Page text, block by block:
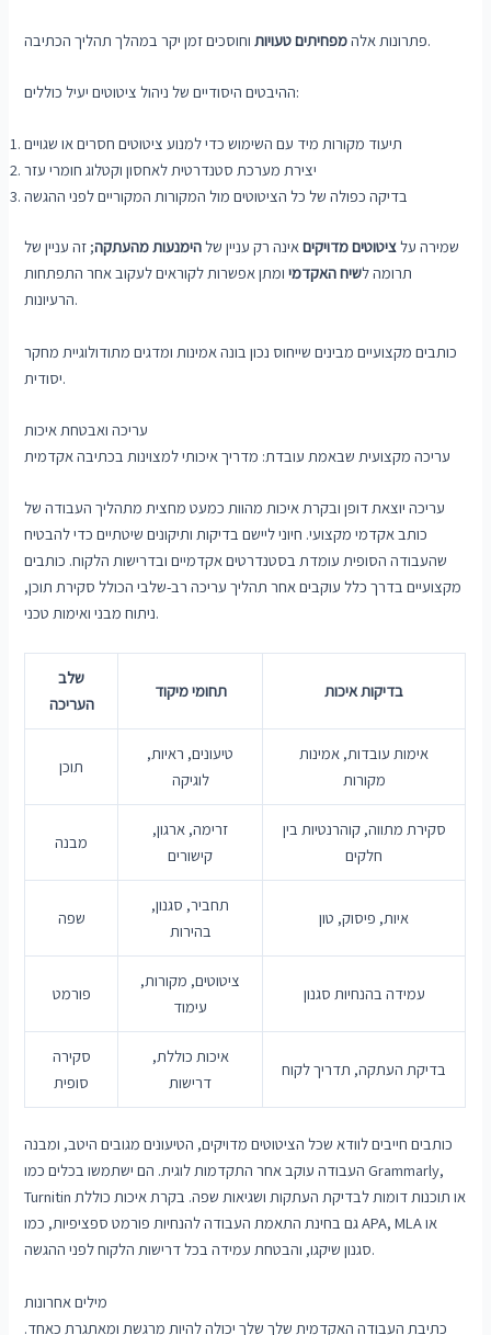
פתרונות אלהמפחיתים טעויות וחוסכים זמן יקר במהלך תהליך הכתיבה.
ההיבטים היסודיים של ניהול ציטוטים יעיל כוללים:
תיעוד מקורות מיד עם השימוש כדי למנוע ציטוטים חסרים או שגויים
יצירת מערכת סטנדרטית לאחסון וקטלוג חומרי עזר
בדיקה כפולה של כל הציטוטים מול המקורות המקוריים לפני ההגשה
שמירה עלציטוטים מדויקיםאינה רק עניין שלהימנעות מהעתקה; זה עניין של
תרומה לשיח האקדמיומתן אפשרות לקוראים לעקוב אחר התפתחות
הרעיונות.
כותבים מקצועיים מבינים שייחוס נכון בונה אמינות ומדגים מתודולוגיית מחקר
יסודית.
עריכה ואבטחת איכות
עריכה מקצועית שבאמת עובדת: מדריך איכותי למצוינות בכתיבה אקדמית
עריכה יוצאת דופן ובקרת איכות מהוות כמעט מחצית מתהליך העבודה של
כותב אקדמי מקצועי. חיוני ליישם בדיקות ותיקונים שיטתיים כדי להבטיח
שהעבודה הסופית עומדת בסטנדרטים אקדמיים ובדרישות הלקוח. כותבים
מקצועיים בדרך כלל עוקבים אחר תהליך עריכה רב-שלבי הכולל סקירת תוכן,
ניתוח מבני ואימות טכני.
שלב
העריכה
תחומי מיקוד בדיקות איכות
תוכן
טיעונים, ראיות,
לוגיקה
אימות עובדות, אמינות
מקורות
מבנה
זרימה, ארגון,
קישורים
סקירת מתווה, קוהרנטיות בין
חלקים
שפה
תחביר, סגנון,
בהירות
איות, פיסוק, טון
פורמט
ציטוטים, מקורות,
עימוד
עמידה בהנחיות סגנון
סקירה
סופית
איכות כוללת,
דרישות
בדיקת העתקה, תדריך לקוח
כותבים חייבים לוודא שכל הציטוטים מדויקים, הטיעונים מגובים היטב, ומבנה
העבודה עוקב אחר התקדמות לוגית. הם ישתמשו בכלים כמו Grammarly,
Turnitin או תוכנות דומות לבדיקת העתקות ושגיאות שפה. בקרת איכות כוללת
גם בחינת התאמת העבודה להנחיות פורמט ספציפיות, כמו APA, MLA או
סגנון שיקגו, והבטחת עמידה בכל דרישות הלקוח לפני ההגשה.
מילים אחרונות
כתיבת העבודה האקדמית שלך שלך יכולה להיות מרגשת ומאתגרת כאחד.